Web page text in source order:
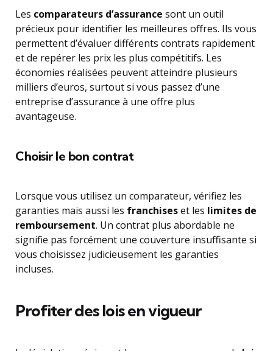
Les comparateurs d’assurance sont un outil
précieux pour identifier les meilleures offres. Ils vous
permettent d’évaluer différents contrats rapidement
et de repérer les prix les plus compétitifs. Les
économies réalisées peuvent atteindre plusieurs
milliers d’euros, surtout si vous passez d’une
entreprise d’assurance à une offre plus
avantageuse.
Choisir le bon contrat
Lorsque vous utilisez un comparateur, vérifiez les
garanties mais aussi les franchiseset les limites de
remboursement. Un contrat plus abordable ne
signifie pas forcément une couverture insuffisante si
vous choisissez judicieusement les garanties
incluses.
Profiter des lois en vigueur